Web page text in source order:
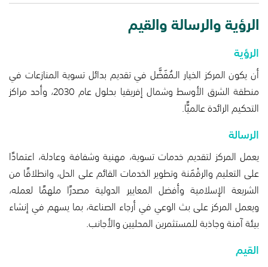
الرؤية والرسالة والقيم
الرؤية
أن يكون المركز الخيار الـمُفَضَّل في تقديم بدائل تسوية المنازعات في
منطقة الشرق الأوسط وشمال إفريقيا بحلول عام 2030، وأحد مراكز
التحكيم الرائدة عالميًّا.
الرسالة
يعمل المركز لتقديم خدمات تسوية، مهنية وشفافة وعادلة، اعتمادًا
على التعليم والرقْمَنة وتطوير الخدمات القائم على الحل، وانطلاقًا من
الشريعة الإسلامية وأفضل المعايير الدولية مصدرًا ملهمًا لعمله،
ويعمل المركز على بث الوعي في أرجاء الصناعة، بما يسهم في إنشاء
بيئة آمنة وجاذبة للمستثمرين المحليين والأجانب.
القيم